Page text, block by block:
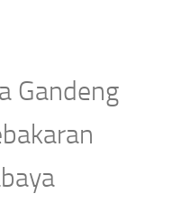
Gandeng